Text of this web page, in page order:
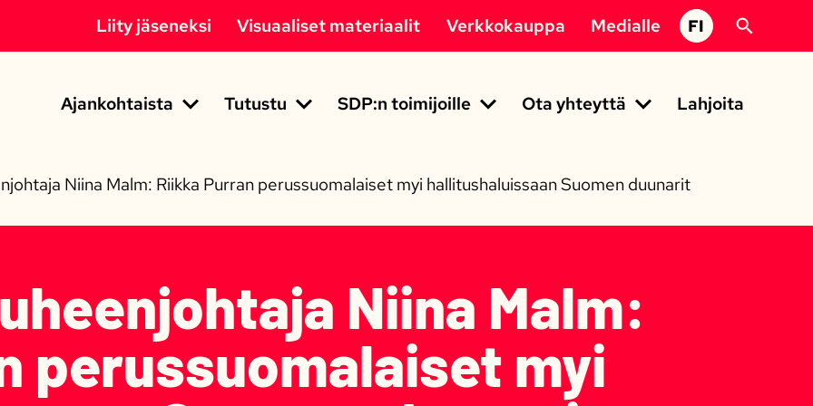
Ajankohtaista
Tutustu SDP:n toimijoille Ota yhteyttä Lahjoita
Liity jäseneksi Visuaaliset materiaalit Verkkokauppa Medialle FI
Niina Malm: Riikka Purran perussuomalaiset myi hallitushaluissaan Suomen duunarit
Niina Malm:
perussuomalaiset myi